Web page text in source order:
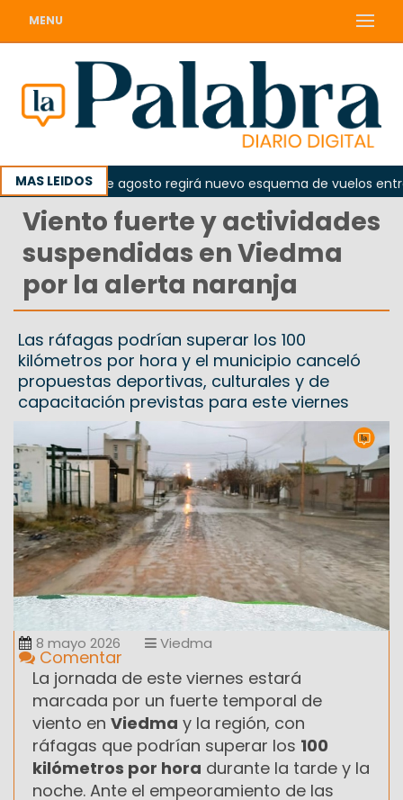
MENU
MAS LEIDOS
el 10 de agosto regirá nuevo esquema de vuelos entre
Viento fuerte y actividades
suspendidas en Viedma
por la alerta naranja
Las ráfagas podrían superar los 100
kilómetros por hora y el municipio canceló
propuestas deportivas, culturales y de
capacitación previstas para este viernes
8 mayo 2026 Viedma
Comentar
La jornada de este viernes estará
marcada por un fuerte temporal de
viento en Viedma y la región, con
ráfagas que podrían superar los 100
kilómetros por hora durante la tarde y la
noche. Ante el empeoramiento de las